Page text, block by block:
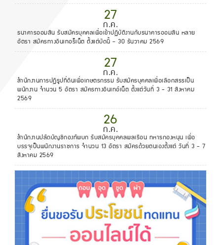
27
ก.ค.
ธนาคารออมสิน รับสมัครบุคคลเพื่อเข้าปฏิบัติงานกับธนาคารออมสิน หลาย
อัตรา สมัครทางอินเทอร็เน็ต ตั้งแต่บัดนี้ - 30 ธันวาคม 2569
27
ก.ค.
สำนักงานการปฏิรูปที่ดินเพื่อเกษตรกรรม รับสมัครบุคคลเพื่อเลือกสรรเป็น
พนักงาน จำนวน 5 อัตรา สมัครทางอินเทอ์เน็ต ตั้งแต่วันที่ 3 - 31 สิงหาคม
2569
26
ก.ค.
สำนักงานปลัดบัญชีกองทัพบก รับสมัครบุคคลพลเรือน ทหารกองหนุน เพื่อ
บรรจุเป็นพนักงานราชการ จำนวน 13 อัตรา สมัครด้วยตนเองตั้งแต่ วันที่ 3 - 7
สิงหาคม 2569